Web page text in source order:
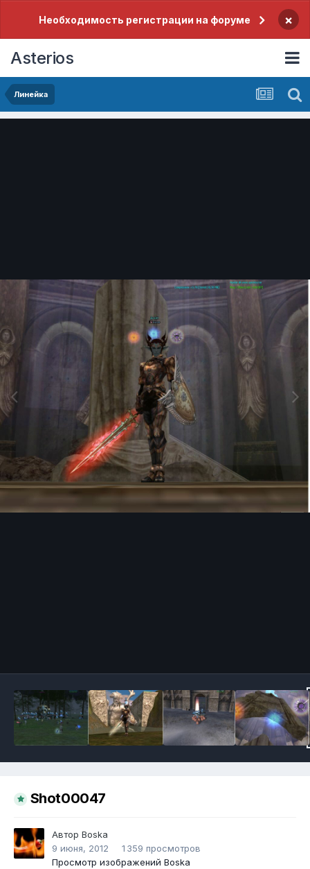
Необходимость регистрации на форуме ×
Asterios
Линейка
Shot00047
Автор Boska
9 июня, 2012
1 359 просмотров
Просмотр изображений Boska